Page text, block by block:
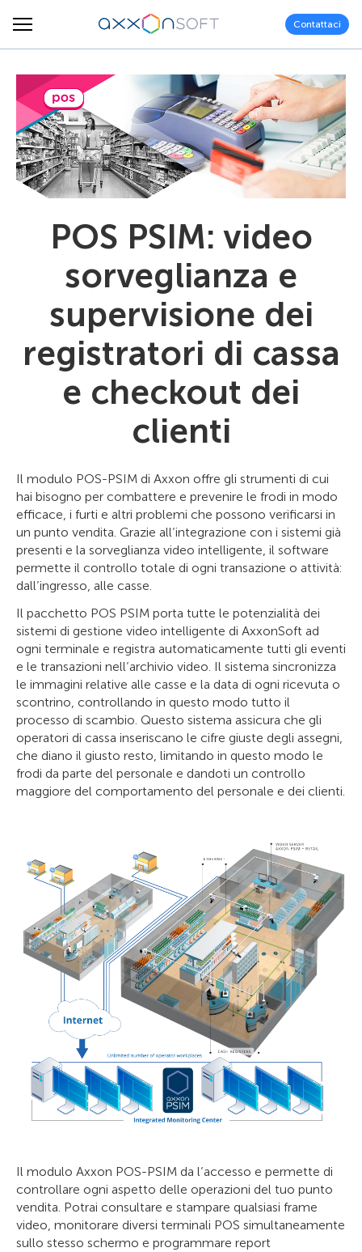
Contattaci
POS PSIM: video
sorveglianza e
supervisione dei
registratori di cassa
e checkout dei
clienti
Il modulo POS-PSIM di Axxon offre gli strumenti di cui
hai bisogno per combattere e prevenire le frodi in modo
efficace, i furti e altri problemi che possono verificarsi in
un punto vendita. Grazie all’integrazione con i sistemi già
presenti e la sorveglianza video intelligente, il software
permette il controllo totale di ogni transazione o attività:
dall’ingresso, alle casse.
Il pacchetto POS PSIM porta tutte le potenzialità dei
sistemi di gestione video intelligente di AxxonSoft ad
ogni terminale e registra automaticamente tutti gli eventi
e le transazioni nell’archivio video. Il sistema sincronizza
le immagini relative alle casse e la data di ogni ricevuta o
scontrino, controllando in questo modo tutto il
processo di scambio. Questo sistema assicura che gli
operatori di cassa inseriscano le cifre giuste degli assegni,
che diano il giusto resto, limitando in questo modo le
frodi da parte del personale e dandoti un controllo
maggiore del comportamento del personale e dei clienti.
Il modulo Axxon POS-PSIM da l’accesso e permette di
controllare ogni aspetto delle operazioni del tuo punto
vendita. Potrai consultare e stampare qualsiasi frame
video, monitorare diversi terminali POS simultaneamente
sullo stesso schermo e programmare report